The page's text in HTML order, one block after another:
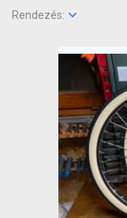
Rendezés: